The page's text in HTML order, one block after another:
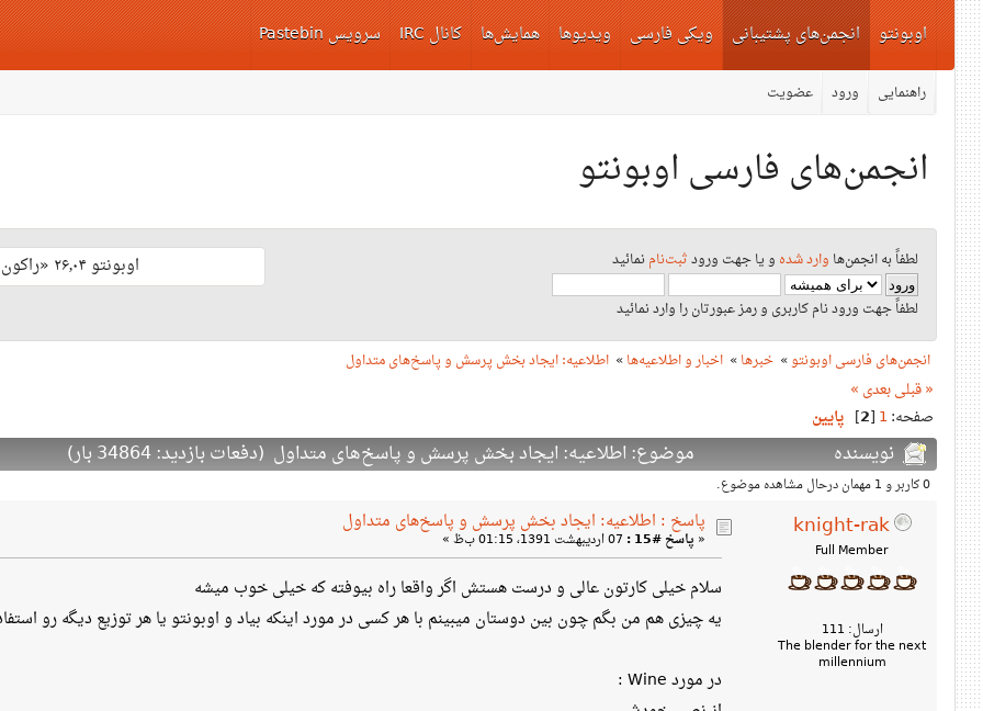
اوبونتو انجمن‌های پشتیبانی
راهنمایی ورود عضویت
ویکی فارسی ویدیوها همایش‌ها کانال IRC سرویس Pastebin
انجمن‌های فارسی اوبونتو
لطفاً به انجمن‌ها وارد شده و یا جهت ورودثبت‌نامنمائید
لطفاً جهت ورود نام کاربری و رمز عبورتان را وارد نمائید
اوبونتو ۲۶٫۰۴ «راکون ثابت‌قدم» با پشتیبانی بلند مدّت منتشر شد 🎊
انجمن‌های فارسی اوبونتو» خبرها» اخبار و اطلاعیه‌ها» اطلاعیه: ایجاد بخش پرسش و پاسخ‌های متداول
« قبلیبعدی »
صفحه: 1
[
2
] پایین
نویسنده موضوع: اطلاعیه: ایجاد بخش پرسش و پاسخ‌های متداول (دفعات بازدید: 34864 بار)
0 کاربر و 1 مهمان درحال مشاهده موضوع.
knight-rak
Full Member
ارسال: 111
The blender for the next
millennium
پاسخ : اطلاعیه: ایجاد بخش پرسش و پاسخ‌های متداول
« پاسخ #15 :
سلام خیلی کارتون عالی و درست هستش اگر واقعا راه بیوفته که خیلی خوب میشه
یه چیزی هم من بگم چون بین دوستان میبینم با هر کسی در مورد اینکه بیاد و اوبونتو یا هر توزیع دیگه رو
در مورد Wine :